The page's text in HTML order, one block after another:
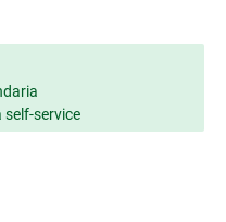
self-service